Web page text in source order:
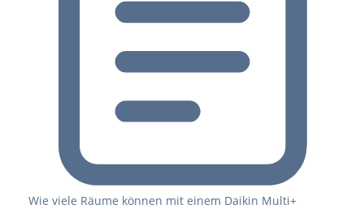
Wie viele Räume können mit einem Daikin Multi+